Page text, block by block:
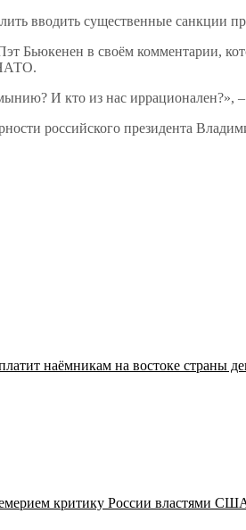
вводить существенные санкции
Бьюкенен в своём комментарии,
И кто из нас иррационален?», –
российского президента
наёмникам на востоке страны
критику России властями